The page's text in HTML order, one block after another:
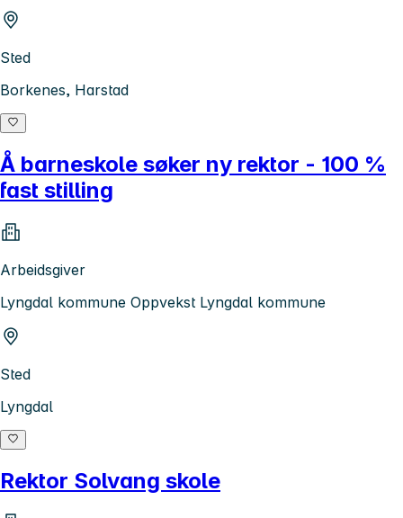
Sted
Borkenes, Harstad
Å barneskole søker ny rektor - 100 %
fast stilling
Arbeidsgiver
Lyngdal kommune Oppvekst Lyngdal kommune
Sted
Lyngdal
Rektor Solvang skole